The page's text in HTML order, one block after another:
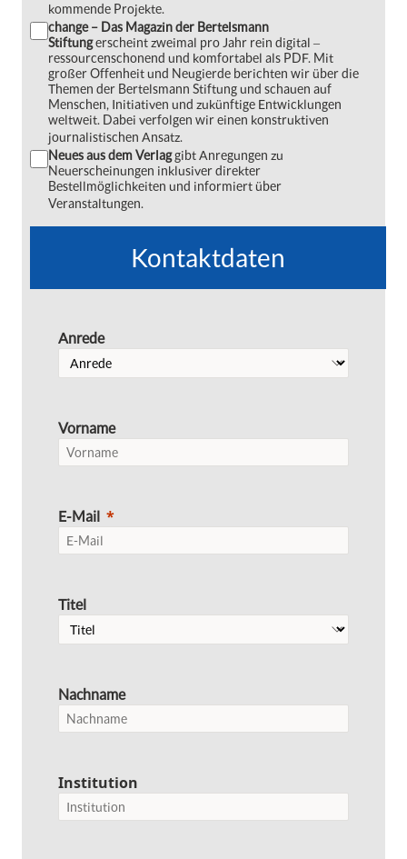
kommende Projekte.
change – Das Magazin der Bertelsmann
Stiftungerscheint zweimal pro Jahr rein digital ‒
ressourcenschonend und komfortabel als PDF. Mit
großer Offenheit und Neugierde berichten wir über die
Themen der Bertelsmann Stiftung und schauen auf
Menschen, Initiativen und zukünftige Entwicklungen
weltweit. Dabei verfolgen wir einen konstruktiven
journalistischen Ansatz.
Neues aus dem Verlaggibt Anregungen zu
Neuerscheinungen inklusiver direkter
Bestellmöglichkeiten und informiert über
Veranstaltungen.
Kontaktdaten
Anrede
Vorname
E-Mail
Titel
Nachname
Institution